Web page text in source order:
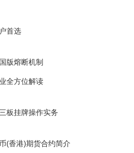
首选
版熔断机制
全方位解读
板挂牌操作实务
(香港)期货合约简介